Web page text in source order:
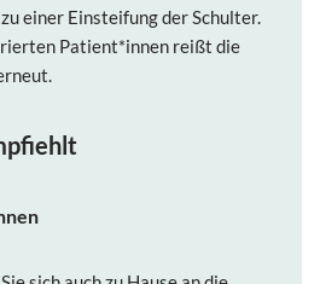
einer Einsteifung der Schulter.
Patient*innen reißt die